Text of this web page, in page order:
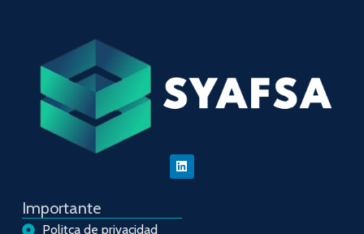
Importante
Politca de privacidad